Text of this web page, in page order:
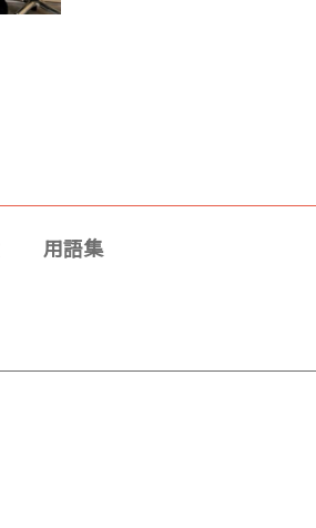
用語集